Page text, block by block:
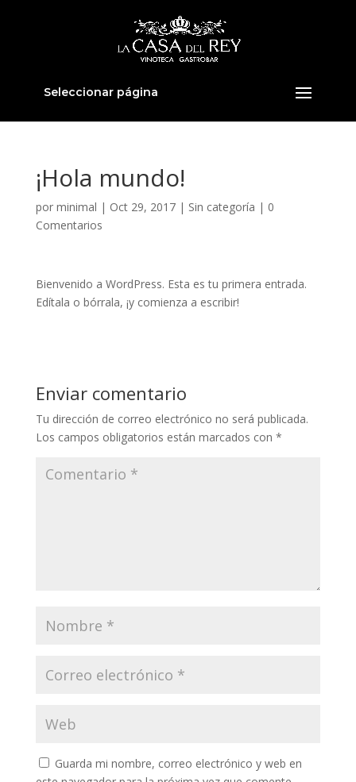
Seleccionar página
¡Hola mundo!
por minimal | Oct 29, 2017| Sin categoría | 0
Comentarios
Bienvenido a WordPress. Esta es tu primera entrada.
Edítala o bórrala, ¡y comienza a escribir!
Enviar comentario
Tu dirección de correo electrónico no será publicada.
Los campos obligatorios están marcados con *
Guarda mi nombre, correo electrónico y web en